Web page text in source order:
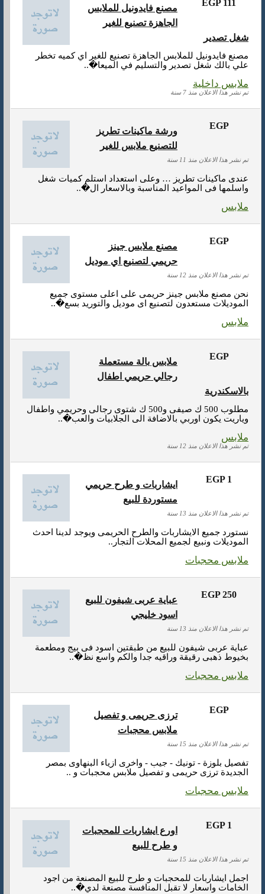
EGP 111
مصنع فايدونيل للملابس الجاهزة تصنيع للغير اي كميه تخطر
علي بالك شغل تصدير والتسليم في الميعا�..
ملابس داخلية
مصنع فايدونيل للملابس
الجاهزة تصنيع للغير
شغل تصدير
تم نشر هذا الاعلان منذ 7 سنة
EGP
عندى ماكينات تطريز … وعلى استعداد استلم كميات شغل
واسلمها فى المواعيد المناسبة وبالاسعار ال�..
ملابس
ورشة ماكينات تطريز
للتصنيع ملابس للغير
تم نشر هذا الاعلان منذ 11 سنة
EGP
نحن مصنع ملابس جينز حريمى على اعلى مستوى جميع
الموديلات مستعدون لتصنيع اى موديل والتوريد بسع�..
ملابس
مصنع ملابس جينز
حريمي لتصنيع اي موديل
تم نشر هذا الاعلان منذ 12 سنة
EGP
مطلوب 500 ك صيفى و500 ك شتوى رجالى وحريمي واطفال
وياريت يكون اوربي بالاضافة الى الجلابيات والعب�..
ملابس
ملابس بالة مستعملة
رجالي حريمي اطفال
بالاسكندرية
تم نشر هذا الاعلان منذ 12 سنة
EGP 1
نستورد جميع الايشاربات والطرح الحريمى ويوجد لدينا احدث
الموديلات ونبيع لجميع المحلات التجار..
ملابس محجبات
ايشاربات و طرح حريمي
مستوردة للبيع
تم نشر هذا الاعلان منذ 13 سنة
EGP 250
عباية عربى شيفون للبيع من طبقتين اسود فى بيج ومطعمة
بخيوط ذهبى رقيقة وراقيه جدا والكم واسع نظ�..
ملابس محجبات
عباية عربى شيفون للبيع
اسود خليجي
تم نشر هذا الاعلان منذ 13 سنة
EGP
تفصيل بلوزة - تونيك - جيب - واخرى ازياء البنهاوى بمصر
الجديدة ترزى حريمى و تفصيل ملابس محجبات و ..
ملابس محجبات
ترزى حريمى و تفصيل
ملابس محجبات
تم نشر هذا الاعلان منذ 15 سنة
EGP 1
اجمل ايشاربات للمحجبات و طرح للبيع المصنعة من اجود
الخامات واسعار لا تقبل المنافسة مصنعة لدي�..
اورع ايشاربات للمحجبات
و طرح للبيع
تم نشر هذا الاعلان منذ 15 سنة